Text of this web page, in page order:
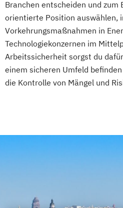
Sport- &
Sportjournalismus
Sportmanagement -
Wirtschaftsinformatik
Wirtschaftsinformatik -
Branchen entscheiden und zum
orientierte Position auswählen,
Vorkehrungsmaßnahmen in
Technologiekonzernen im
Arbeitssicherheit sorgst du
einem sicheren Umfeld
die Kontrolle von Mängel und